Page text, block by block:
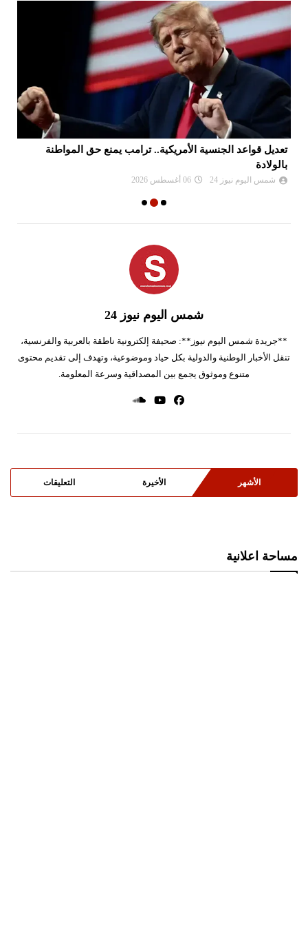
مقتل 38 عنصرا من القوات الحكومية اليمنية في هجوم
صاروخي للحوثيين
شمس اليوم نيوز 24 06 أغسطس 2026
شمس اليوم نيوز 24
**جريدة شمس اليوم نيوز**: صحيفة إلكترونية ناطقة بالعربية والفرنسية،
تنقل الأخبار الوطنية والدولية بكل حياد وموضوعية، وتهدف إلى تقديم محتوى
متنوع وموثوق يجمع بين المصداقية وسرعة المعلومة.
الأشهر الأخيرة التعليقات
مساحة اعلانية